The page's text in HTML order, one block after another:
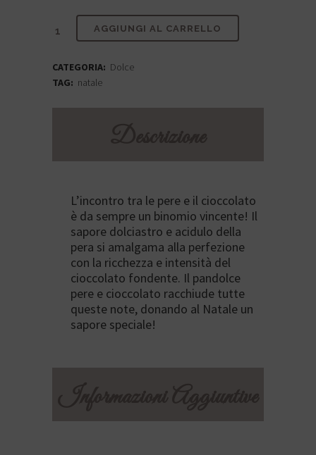
€31,50
Pandolce
e
AGGIUNGI AL CARRELLO
CATEGORIA: Dolce
TAG: natale
L’incontro tra le pere e il cioccolato
è da sempre un binomio vincente! Il
sapore dolciastro e acidulo della
pera si amalgama alla perfezione
con la ricchezza e intensità del
cioccolato fondente. Il pandolce
pere e cioccolato racchiude tutte
queste note, donando al Natale un
sapore speciale!